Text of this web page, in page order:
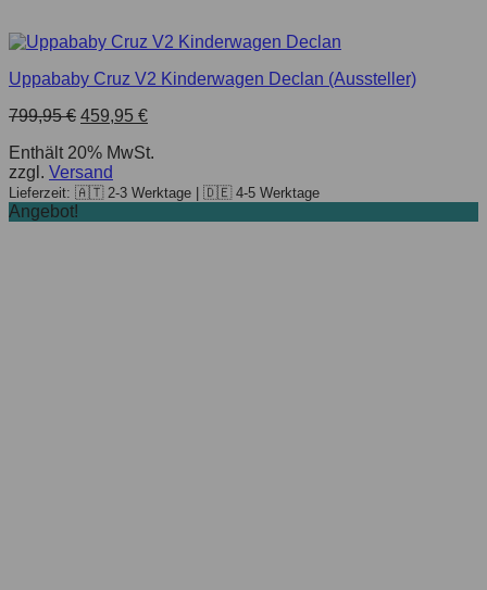
Uppababy Cruz V2 Kinderwagen Declan (Aussteller)
799,95€ 459,95 €
Enthält 20% MwSt.
zzgl. Versand
Lieferzeit: 🇦🇹 2-3 Werktage | 🇩🇪 4-5 Werktage
Angebot!